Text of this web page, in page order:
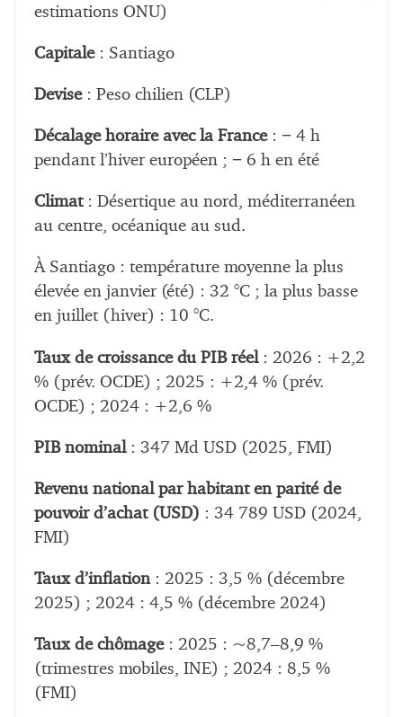
estimations ONU)
Capitale: Santiago
Devise: Peso chilien (CLP)
Décalage horaire avec la France: − 4 h
pendant l’hiver européen ; − 6 h en été
Climat: Désertique au nord, méditerranéen
au centre, océanique au sud.
À Santiago : température moyenne la plus
élevée en janvier (été) : 32 °C ; la plus basse
en juillet (hiver) : 10 °C.
Taux de croissance du PIB réel: 2026 : +2,2
% (prév. OCDE) ; 2025 : +2,4 % (prév.
OCDE) ; 2024 : +2,6 %
PIB nominal: 347 Md USD (2025, FMI)
Revenu national par habitant en parité de
pouvoir d’achat (USD) : 34 789 USD (2024,
FMI)
Taux d’inflation: 2025 : 3,5 % (décembre
2025) ; 2024 : 4,5 % (décembre 2024)
Taux de chômage: 2025 : ~8,7–8,9 %
(trimestres mobiles, INE) ; 2024 : 8,5 %
(FMI)